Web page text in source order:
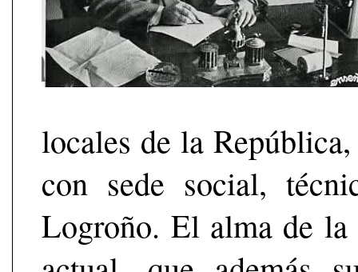
locales de la
con sede social,
Logroño. El alma de la